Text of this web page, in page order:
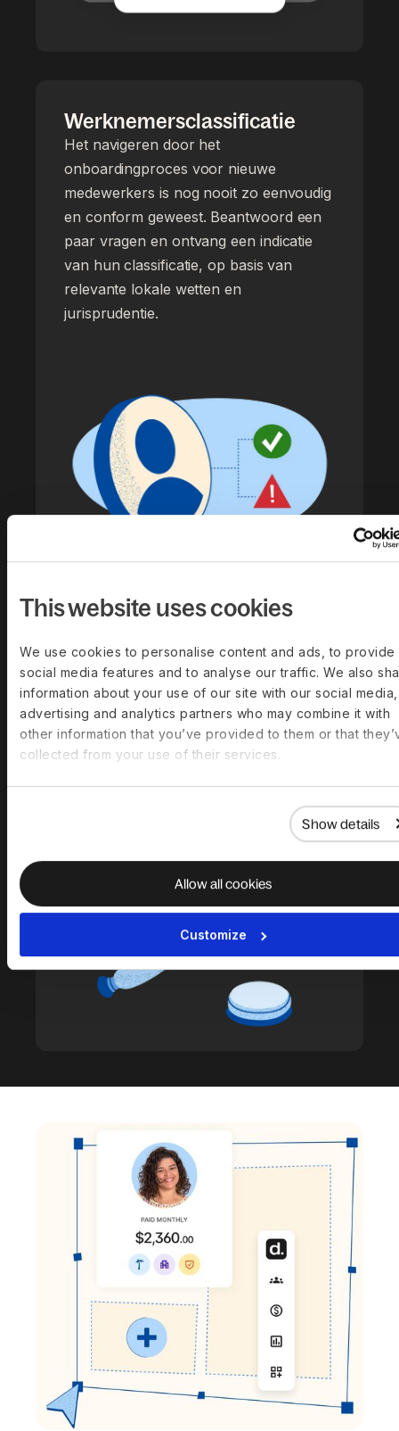
This website uses cookies
We use cookies to personalise content and ads, to provide
social media features and to analyse our traffic. We also
information about your use of our site with our social media,
advertising and analytics partners who may combine it with
other information that you’ve provided to them or that
collected from your use of their services.
Show details
Allow all cookies
Customize
Werknemersclassificatie
Het navigeren door het
onboardingproces voor nieuwe
medewerkers is nog nooit zo eenvoudig
en conform geweest. Beantwoord een
paar vragen en ontvang een indicatie
van hun classificatie, op basis van
relevante lokale wetten en
jurisprudentie.
Compliancemonitor
We scannen automatisch, verzamelen
en verklaren de laatste relevante
regelgevingswijzigingen wereldwijd,
signaleren mogelijke problemen en
geven aanbevolen acties in eenvoudige
taal, direct op je dashboard.